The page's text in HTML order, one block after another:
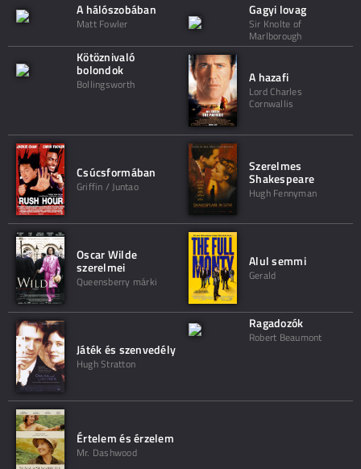
A hálószobában
Matt Fowler
Gagyi lovag
Sir Knolte of
Marlborough
Kötöznivaló
bolondok
Bollingsworth A hazafi
Lord Charles
Cornwallis
Csúcsformában
Griffin / Juntao
Szerelmes
Shakespeare
Hugh Fennyman
Oscar Wilde
szerelmei
Queensberry márki
Alul semmi
Gerald
Játék és szenvedély
Hugh Stratton
Ragadozók
Robert Beaumont
Értelem és érzelem
Mr. Dashwood